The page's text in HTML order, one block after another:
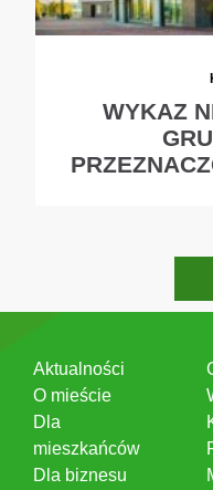
WYKAZ
Aktualności
O mieście
Dla
mieszkańców
Dla biznesu